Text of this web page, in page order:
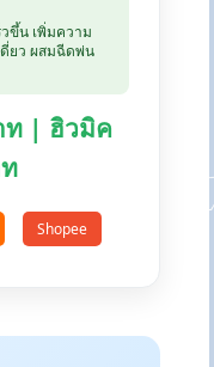
ขึ้น เพิ่มความ
ยว ผสมฉีดพ่น
ท | ฮิวมิค
Shopee